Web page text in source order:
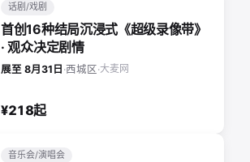
话剧/戏剧
首创16种结局沉浸式《超级录像带》
· 观众决定剧情
展至 8月31日 ·西城区·大麦网
¥218起
音乐会/演唱会